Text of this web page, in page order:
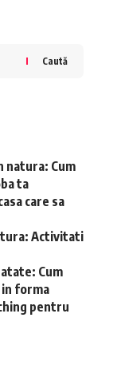
Caută
natura: Cum
ta
care sa
Activitati
Cum
forma
pentru